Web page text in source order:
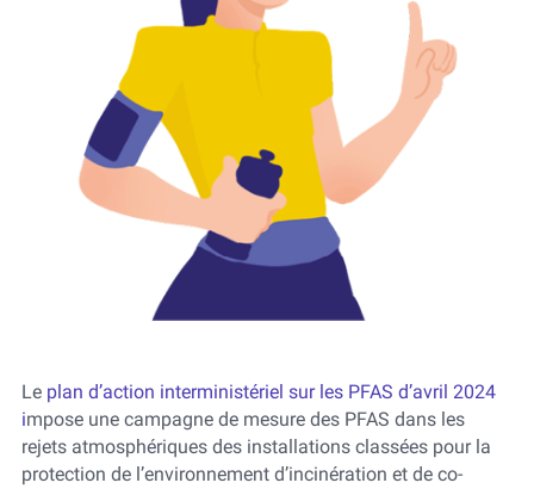
Le plan d’action interministériel sur les PFAS d’avril 2024
impose une campagne de mesure des PFAS dans les
rejets atmosphériques des installations classées pour la
protection de l’environnement d’incinération et de co-